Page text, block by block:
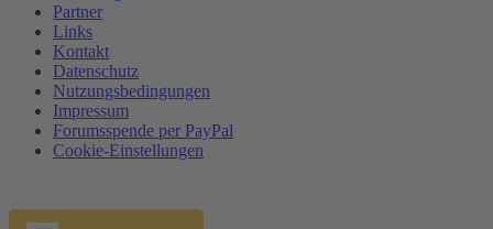
Partner
Links
Kontakt
Datenschutz
Nutzungsbedingungen
Impressum
Forumsspende per PayPal
Cookie-Einstellungen